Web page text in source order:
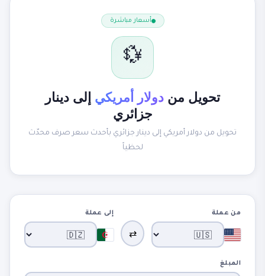
أسعار مباشرة
💱
تحويل من دولار أمريكي إلى دينار
جزائري
تحويل من دولار أمريكي إلى دينار جزائري بأحدث سعر صرف محدّث
لحظياً
من عملة
⇄
إلى عملة
المبلغ